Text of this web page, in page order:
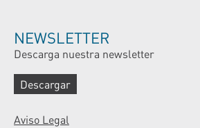
NEWSLETTER
Descarga nuestra newsletter
Descargar
Aviso Legal